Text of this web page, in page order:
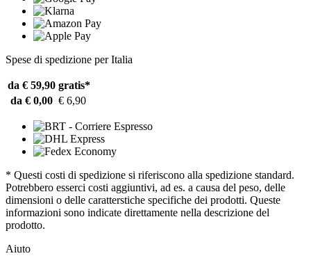
Spese di spedizione per Italia
da € 59,90 gratis*
da € 0,00 € 6,90
* Questi costi di spedizione si riferiscono alla spedizione standard.
Potrebbero esserci costi aggiuntivi, ad es. a causa del peso, delle
dimensioni o delle caratterstiche specifiche dei prodotti. Queste
informazioni sono indicate direttamente nella descrizione del
prodotto.
Aiuto